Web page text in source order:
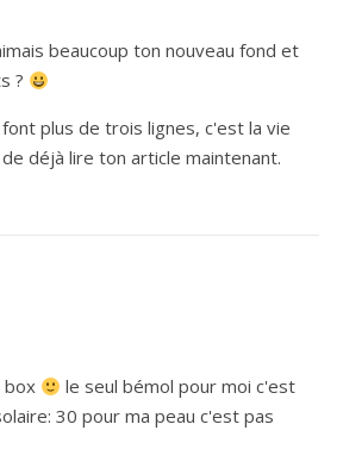
beaucoup ton nouveau fond et
?
plus de trois lignes, c'est la vie
déjà lire ton article maintenant.
box
le seul bémol pour moi c'est
30 pour ma peau c'est pas